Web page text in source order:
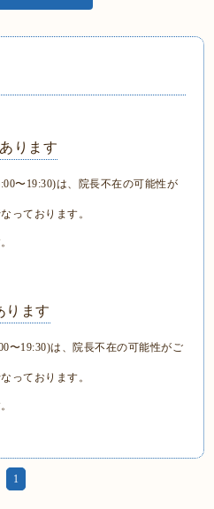
ります
〜19:30)は、院長不在の可能性が
っております。
ります
〜19:30)は、院長不在の可能性がご
っております。
1